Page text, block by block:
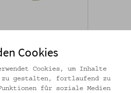
Cookies
Cookies, um Inhalte
gestalten, fortlaufend zu
für soziale Medien